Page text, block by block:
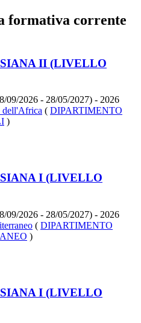
formativa corrente
II (LIVELLO
2026 - 28/05/2027) - 2026
dell'Africa ( DIPARTIMENTO
)
I (LIVELLO
2026 - 28/05/2027) - 2026
( DIPARTIMENTO
)
I (LIVELLO